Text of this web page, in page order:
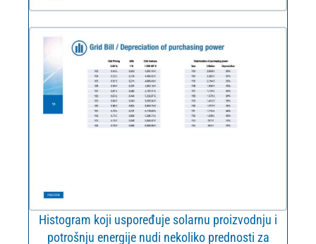
Histogram koji uspoređuje solarnu proizvodnju i
potrošnju energije nudi nekoliko prednosti za